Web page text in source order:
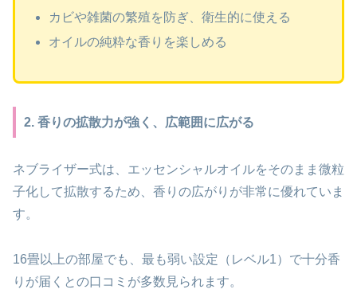
カビや雑菌の繁殖を防ぎ、衛生的に使える
オイルの純粋な香りを楽しめる
2. 香りの拡散力が強く、広範囲に広がる
ネブライザー式は、エッセンシャルオイルをそのまま微粒
子化して拡散するため、香りの広がりが非常に優れていま
す。
16畳以上の部屋でも、最も弱い設定（レベル1）で十分香
りが届くとの口コミが多数見られます。